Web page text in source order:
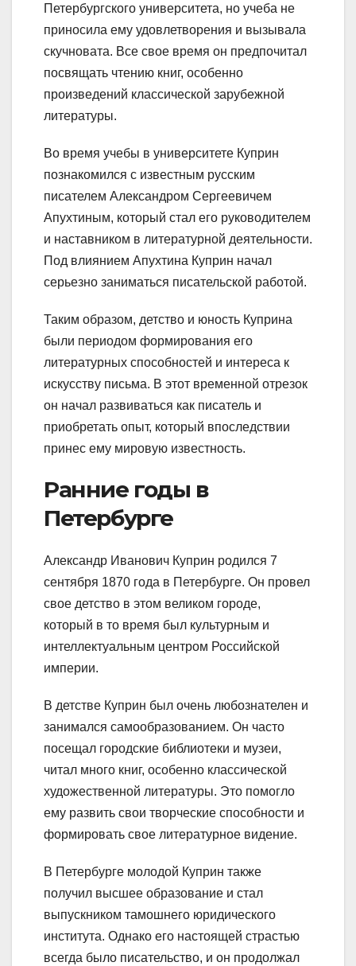
Петербургского университета, но учеба не
приносила ему удовлетворения и вызывала
скучновата. Все свое время он предпочитал
посвящать чтению книг, особенно
произведений классической зарубежной
литературы.
Во время учебы в университете Куприн
познакомился с известным русским
писателем Александром Сергеевичем
Апухтиным, который стал его руководителем
и наставником в литературной деятельности.
Под влиянием Апухтина Куприн начал
серьезно заниматься писательской работой.
Таким образом, детство и юность Куприна
были периодом формирования его
литературных способностей и интереса к
искусству письма. В этот временной отрезок
он начал развиваться как писатель и
приобретать опыт, который впоследствии
принес ему мировую известность.
Ранние годы в
Петербурге
Александр Иванович Куприн родился 7
сентября 1870 года в Петербурге. Он провел
свое детство в этом великом городе,
который в то время был культурным и
интеллектуальным центром Российской
империи.
В детстве Куприн был очень любознателен и
занимался самообразованием. Он часто
посещал городские библиотеки и музеи,
читал много книг, особенно классической
художественной литературы. Это помогло
ему развить свои творческие способности и
формировать свое литературное видение.
В Петербурге молодой Куприн также
получил высшее образование и стал
выпускником тамошнего юридического
института. Однако его настоящей страстью
всегда было писательство, и он продолжал